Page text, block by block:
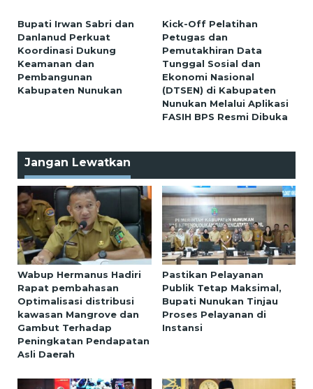
Bupati Irwan Sabri dan
Danlanud Perkuat
Koordinasi Dukung
Keamanan dan
Pembangunan
Kabupaten Nunukan
Kick-Off Pelatihan
Petugas dan
Pemutakhiran Data
Tunggal Sosial dan
Ekonomi Nasional
(DTSEN) di Kabupaten
Nunukan Melalui Aplikasi
FASIH BPS Resmi Dibuka
Jangan Lewatkan
Wabup Hermanus Hadiri
Rapat pembahasan
Optimalisasi distribusi
kawasan Mangrove dan
Gambut Terhadap
Peningkatan Pendapatan
Asli Daerah
Pastikan Pelayanan
Publik Tetap Maksimal,
Bupati Nunukan Tinjau
Proses Pelayanan di
Instansi